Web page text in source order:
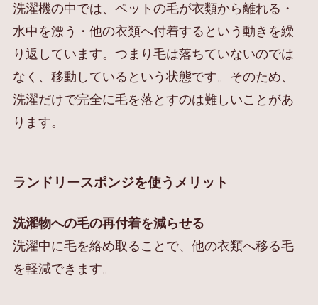
洗濯機の中では、ペットの毛が衣類から離れる・
水中を漂う・他の衣類へ付着するという動きを繰
り返しています。つまり毛は落ちていないのでは
なく、移動しているという状態です。そのため、
洗濯だけで完全に毛を落とすのは難しいことがあ
ります。
ランドリースポンジを使うメリット
洗濯物への毛の再付着を減らせる
洗濯中に毛を絡め取ることで、他の衣類へ移る毛
を軽減できます。